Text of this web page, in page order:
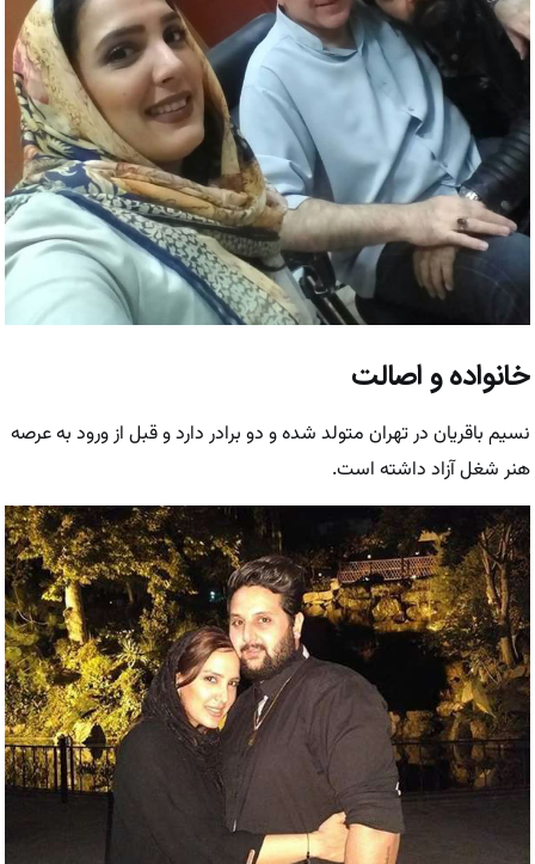
خانواده و اصالت
نسیم باقریان در تهران متولد شده و دو برادر دارد و قبل از ورود به عرصه
هنر شغل آزاد داشته است.